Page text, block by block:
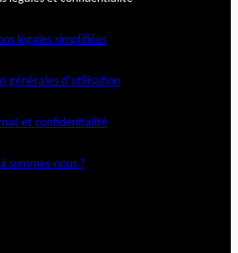
légales simplifiées
générales d’utilisation
et confidentialité
sommes-nous ?